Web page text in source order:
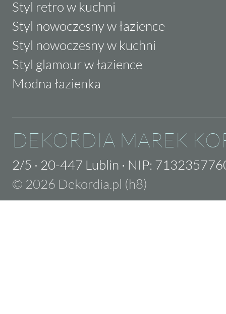
Styl retro w kuchni
Styl nowoczesny w łazience
Styl nowoczesny w kuchni
Styl glamour w łazience
Modna łazienka
DEKORDIA MAREK
2/5 · 20-447 Lublin · NIP:
© 2026 Dekordia.pl (h8)